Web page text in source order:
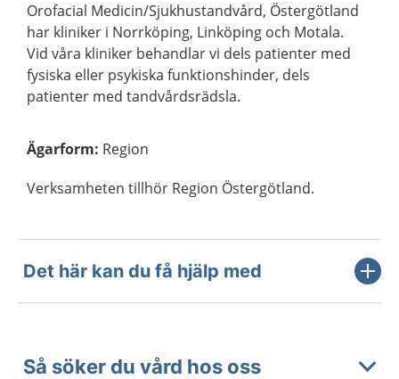
Orofacial Medicin/Sjukhustandvård, Östergötland
har kliniker i Norrköping, Linköping och Motala.
Vid våra kliniker behandlar vi dels patienter med
fysiska eller psykiska funktionshinder, dels
patienter med tandvårdsrädsla.
Ägarform: Region
Verksamheten tillhör Region Östergötland.
Det här kan du få hjälp med
Så söker du vård hos oss